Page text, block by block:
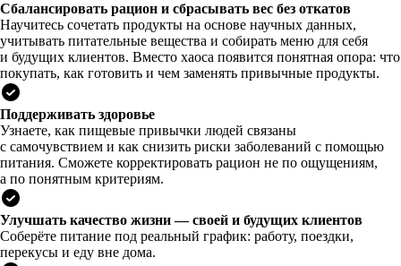
Сбалансировать рацион и сбрасывать вес без откатов
Научитесь сочетать продукты на основе научных данных,
учитывать питательные вещества и собирать меню для себя
и будущих клиентов. Вместо хаоса появится понятная опора: что
покупать, как готовить и чем заменять привычные продукты.
Поддерживать здоровье
Узнаете, как пищевые привычки людей связаны
с самочувствием и как снизить риски заболеваний с помощью
питания. Сможете корректировать рацион не по ощущениям,
а по понятным критериям.
Улучшать качество жизни — своей и будущих клиентов
Соберёте питание под реальный график: работу, поездки,
перекусы и еду вне дома.